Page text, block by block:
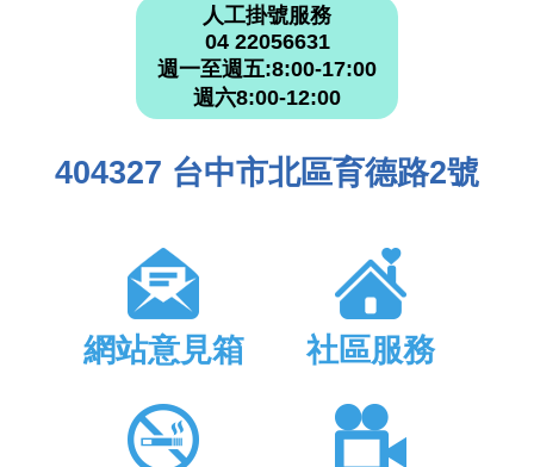
人工掛號服務
04 22056631
週一至週五:8:00-17:00
週六8:00-12:00
404327 台中市北區育德路2號
網站意見箱 社區服務